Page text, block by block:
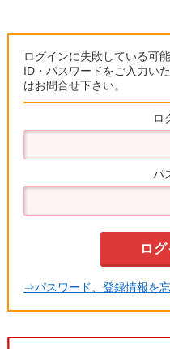
ログインに失敗している可
ID・パスワードをご入力い
はお問合せ下さい。
ロ
パ
⇒パスワード、登録情報を